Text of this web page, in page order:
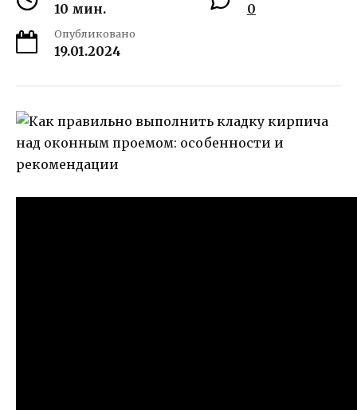
10 мин. 0
Опубликовано
19.01.2024